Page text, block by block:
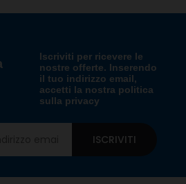
Iscriviti per ricevere le
nostre offerte. Inserendo
il tuo indirizzo email,
accetti la nostra politica
sulla privacy
ISCRIVITI